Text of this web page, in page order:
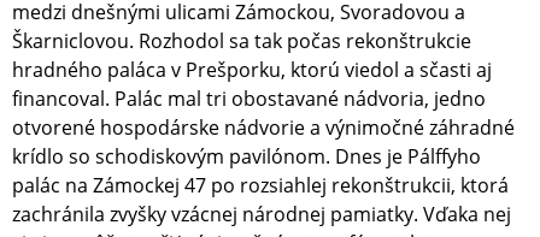
medzi dnešnými ulicami Zámockou, Svoradovou a
Škarniclovou. Rozhodol sa tak počas rekonštrukcie
hradného paláca v Prešporku, ktorú viedol a sčasti aj
financoval. Palác mal tri obostavané nádvoria, jedno
otvorené hospodárske nádvorie a výnimočné záhradné
krídlo so schodiskovým pavilónom. Dnes je Pálffyho
palác na Zámockej 47 po rozsiahlej rekonštrukcii, ktorá
zachránila zvyšky vzácnej národnej pamiatky. Vďaka nej